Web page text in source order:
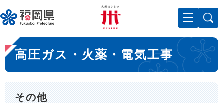
ー
ジ
先
頭
で
。
メニューを飛ばして本文へ
本
文
高圧ガス・火薬・電気工事
その他